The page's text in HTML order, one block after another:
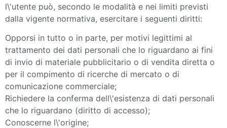
l\'utente può, secondo le modalità e nei limiti previsti
dalla vigente normativa, esercitare i seguenti diritti:
Opporsi in tutto o in parte, per motivi legittimi al
trattamento dei dati personali che lo riguardano ai fini
di invio di materiale pubblicitario o di vendita diretta o
per il compimento di ricerche di mercato o di
comunicazione commerciale;
Richiedere la conferma dell\'esistenza di dati personali
che lo riguardano (diritto di accesso);
Conoscerne l\'origine;